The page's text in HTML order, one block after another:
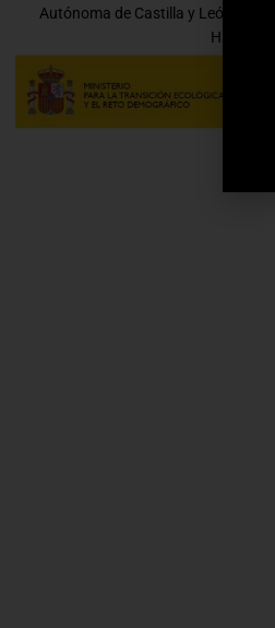
Autónoma de Castilla y León por
Hacienda.